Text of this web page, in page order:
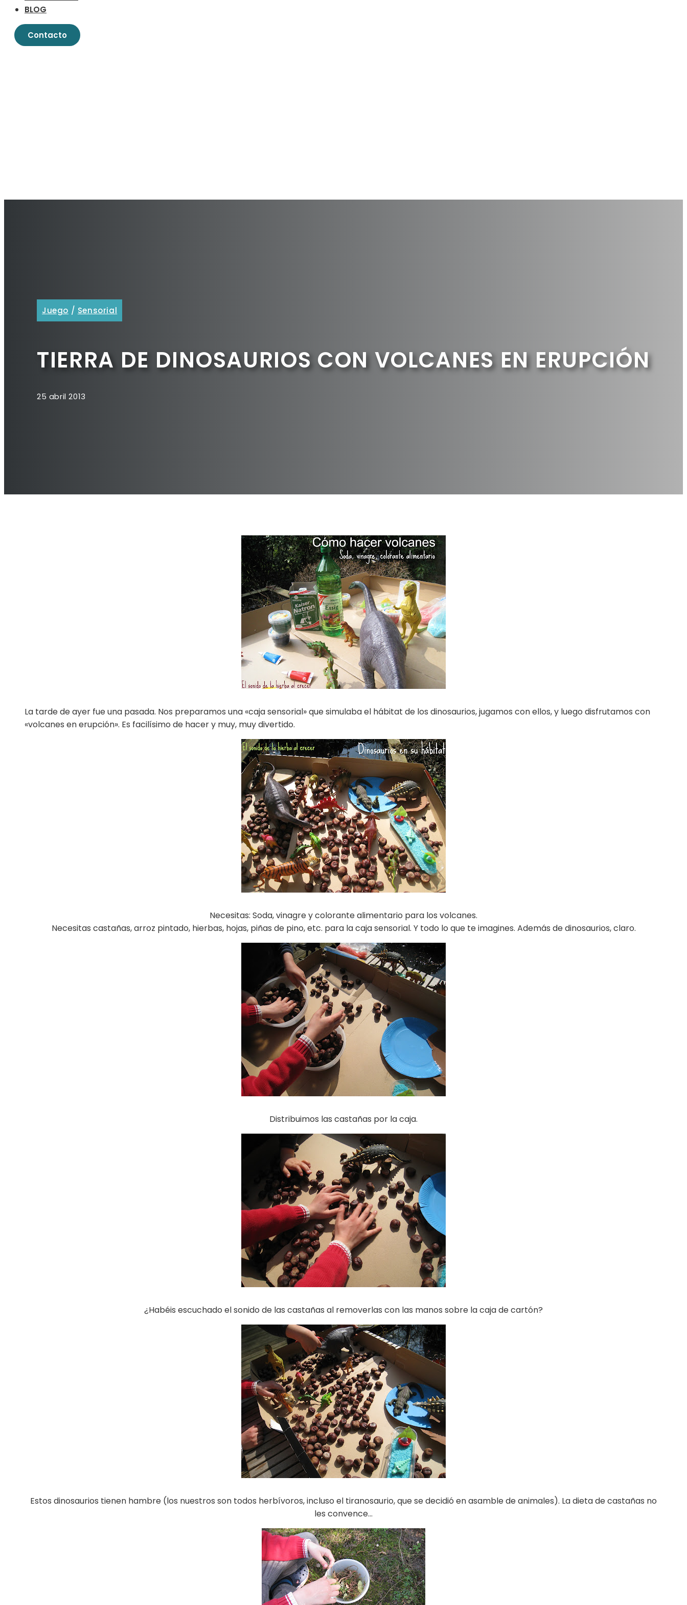
BLOG
Contacto
Juego / Sensorial
TIERRA DE DINOSAURIOS CON VOLCANES EN ERUPCIÓN
25 abril 2013
La tarde de ayer fue una pasada. Nos preparamos una «caja sensorial» que simulaba el hábitat de los dinosaurios, jugamos con ellos, y luego disfrutamos con
«volcanes en erupción». Es facilísimo de hacer y muy, muy divertido.
Necesitas: Soda, vinagre y colorante alimentario para los volcanes.
Necesitas castañas, arroz pintado, hierbas, hojas, piñas de pino, etc. para la caja sensorial. Y todo lo que te imagines. Además de dinosaurios, claro.
Distribuimos las castañas por la caja.
¿Habéis escuchado el sonido de las castañas al removerlas con las manos sobre la caja de cartón?
Estos dinosaurios tienen hambre (los nuestros son todos herbívoros, incluso el tiranosaurio, que se decidió en asamble de animales). La dieta de castañas no
les convence…